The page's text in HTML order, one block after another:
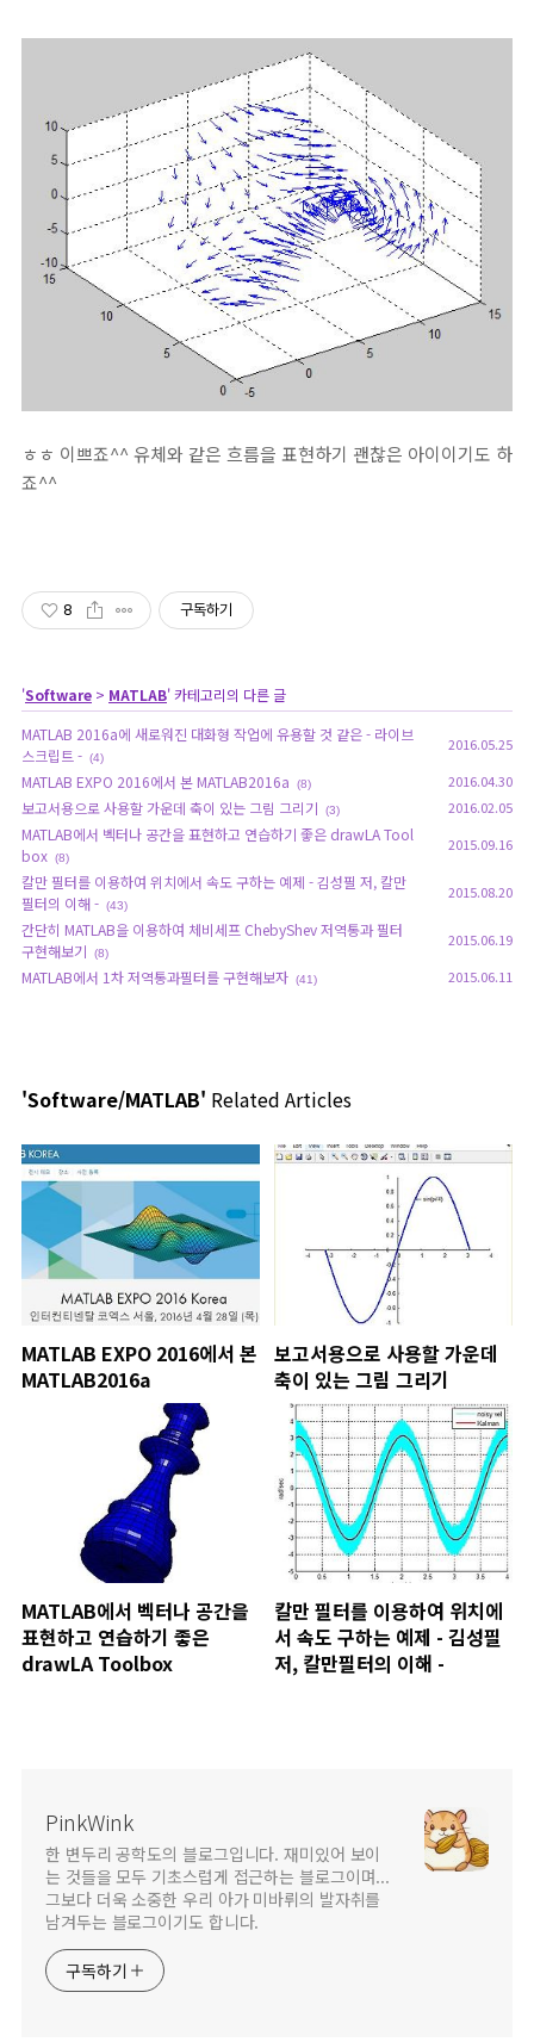
ㅎㅎ 이쁘죠^^ 유체와 같은 흐름을 표현하기 괜찮은 아이이기도 하
죠^^
8 구독하기
'Software > MATLAB' 카테고리의 다른 글
MATLAB 2016a에 새로워진 대화형 작업에 유용할 것 같은 - 라이브
스크립트 - (4)
2016.05.25
MATLAB EXPO 2016에서 본 MATLAB2016a (8) 2016.04.30
보고서용으로 사용할 가운데 축이 있는 그림 그리기 (3) 2016.02.05
MATLAB에서 벡터나 공간을 표현하고 연습하기 좋은 drawLA Tool
box (8)
2015.09.16
칼만 필터를 이용하여 위치에서 속도 구하는 예제 - 김성필 저, 칼만
필터의 이해 - (43)
2015.08.20
간단히 MATLAB을 이용하여 체비세프 ChebyShev 저역통과 필터
구현해보기
(8)
2015.06.19
MATLAB에서 1차 저역통과필터를 구현해보자 (41) 2015.06.11
'Software/MATLAB' Related Articles
MATLAB EXPO 2016에서 본
MATLAB2016a
보고서용으로 사용할 가운데
축이 있는 그림 그리기
MATLAB에서 벡터나 공간을
표현하고 연습하기 좋은
drawLA Toolbox
칼만 필터를 이용하여 위치에
서 속도 구하는 예제 - 김성필
저, 칼만필터의 이해 -
PinkWink
한 변두리 공학도의 블로그입니다. 재미있어 보이
는 것들을 모두 기초스럽게 접근하는 블로그이며...
그보다 더욱 소중한 우리 아가 미바뤼의 발자취를
남겨두는 블로그이기도 합니다.
구독하기